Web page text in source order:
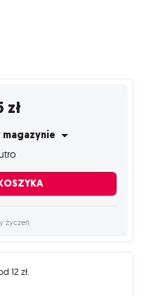
zł
życzeń
12 zł